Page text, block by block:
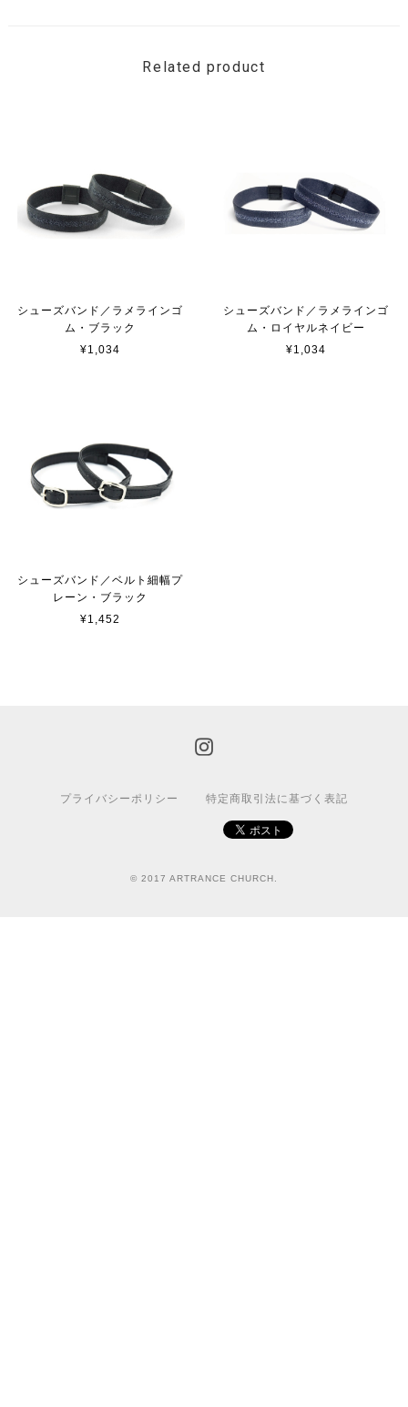
Related product
シューズバンド／ラメラインゴ
ム・ブラック
¥1,034
シューズバンド／ラメラインゴ
ム・ロイヤルネイビー
¥1,034
シューズバンド／ベルト細幅プ
レーン・ブラック
¥1,452
プライバシーポリシー 特定商取引法に基づく表記
© 2017 ARTRANCE CHURCH.